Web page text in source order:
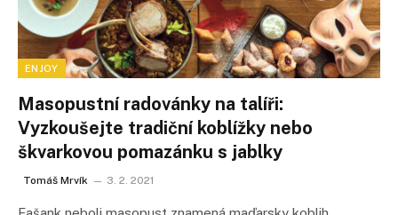
ENJOY
Masopustní radovánky na talíři:
Vyzkoušejte tradiční koblížky nebo
škvarkovou pomazánku s jablky
Tomáš Mrvík 3. 2. 2021